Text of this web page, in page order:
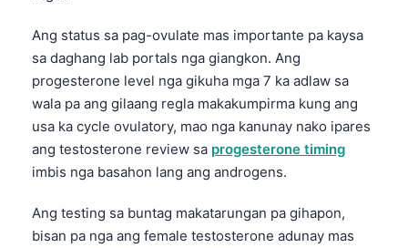
Ang status sa pag-ovulate mas importante pa kaysa
sa daghang lab portals nga giangkon. Ang
progesterone level nga gikuha mga 7 ka adlaw sa
wala pa ang gilaang regla makakumpirma kung ang
usa ka cycle ovulatory, mao nga kanunay nako ipares
ang testosterone review sa progesterone timing
imbis nga basahon lang ang androgens.
Ang testing sa buntag makatarungan pa gihapon,
bisan pa nga ang female testosterone adunay mas